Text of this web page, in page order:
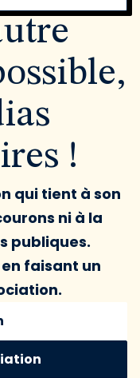
!
qui tient à son
ni à la
publiques.
faisant un